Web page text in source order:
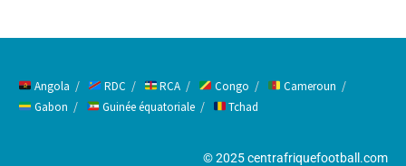
Angola RDC RCA Congo
Cameroun
Gabon
Guinée équatoriale Tchad
© 2025 centrafriquefootball.com